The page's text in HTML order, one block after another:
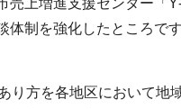
上増進支援センター「
体制を強化したところで
方を各地区において地